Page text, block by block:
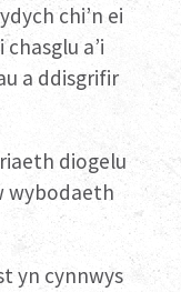
chi’n ei
a’i
a ddisgrifir
diogelu
wybodaeth
yn cynnwys